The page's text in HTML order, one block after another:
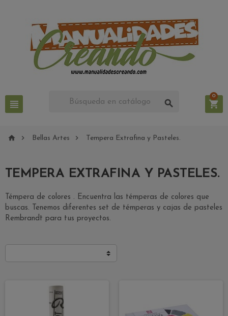
  
0
  Bellas Artes  Tempera Extrafina y Pasteles.
TEMPERA EXTRAFINA Y PASTELES.
Témpera de colores . Encuentra las témperas de colores que
buscas. Tenemos diferentes set de témperas y cajas de pasteles
Rembrandt para tus proyectos.